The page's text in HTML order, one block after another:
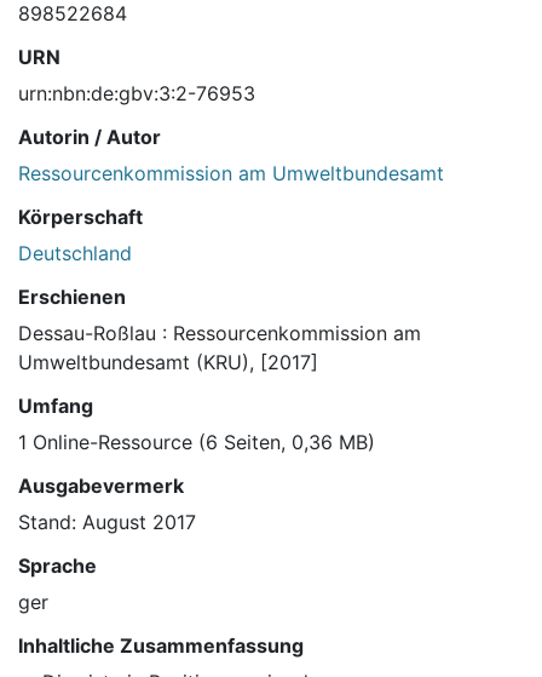
898522684
URN
urn:nbn:de:gbv:3:2-76953
Autorin / Autor
Ressourcenkommission am Umweltbundesamt
Körperschaft
Deutschland
Erschienen
Dessau-Roßlau : Ressourcenkommission am
Umweltbundesamt (KRU), [2017]
Umfang
1 Online-Ressource (6 Seiten, 0,36 MB)
Ausgabevermerk
Stand: August 2017
Sprache
ger
Inhaltliche Zusammenfassung